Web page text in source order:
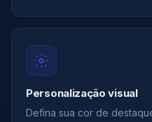
Personalização visual
Defina sua cor de